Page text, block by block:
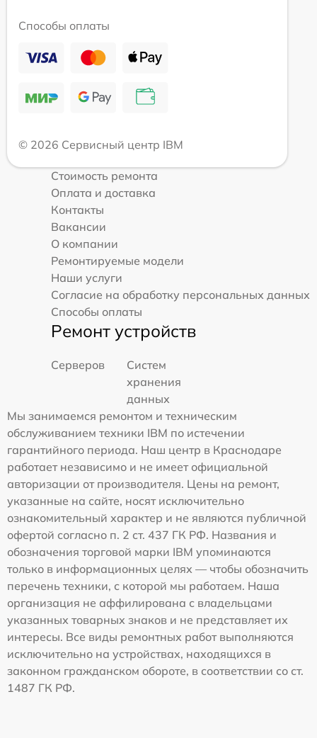
Способы оплаты
© 2026 Сервисный центр IBM
Стоимость ремонта
Оплата и доставка
Контакты
Вакансии
О компании
Ремонтируемые модели
Наши услуги
Согласие на обработку персональных данных
Способы оплаты
Ремонт устройств
Серверов
Систем
хранения
данных
Мы занимаемся ремонтом и техническим
обслуживанием техники IBM по истечении
гарантийного периода. Наш центр в Краснодаре
работает независимо и не имеет официальной
авторизации от производителя. Цены на ремонт,
указанные на сайте, носят исключительно
ознакомительный характер и не являются публичной
офертой согласно п. 2 ст. 437 ГК РФ. Названия и
обозначения торговой марки IBM упоминаются
только в информационных целях — чтобы обозначить
перечень техники, с которой мы работаем. Наша
организация не аффилирована с владельцами
указанных товарных знаков и не представляет их
интересы. Все виды ремонтных работ выполняются
исключительно на устройствах, находящихся в
законном гражданском обороте, в соответствии со ст.
1487 ГК РФ.